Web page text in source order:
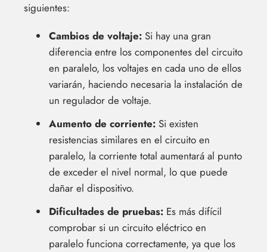
siguientes:
Cambios de voltaje: Si hay una gran
diferencia entre los componentes del circuito
en paralelo, los voltajes en cada uno de ellos
variarán, haciendo necesaria la instalación de
un regulador de voltaje.
Aumento de corriente: Si existen
resistencias similares en el circuito en
paralelo, la corriente total aumentará al punto
de exceder el nivel normal, lo que puede
dañar el dispositivo.
Dificultades de pruebas: Es más difícil
comprobar si un circuito eléctrico en
paralelo funciona correctamente, ya que los